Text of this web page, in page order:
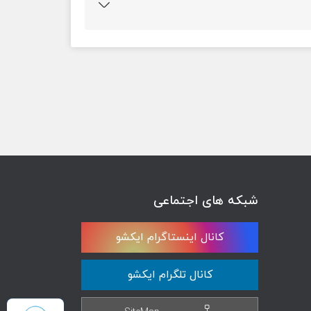
شبکه های اجتماعی
کانال اینستاگرام ایکشو
کانال تلگرام ایکشو